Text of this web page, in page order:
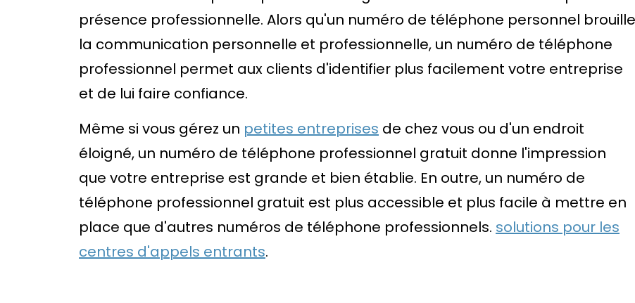
présence professionnelle. Alors qu'un numéro de téléphone personnel brouille
la communication personnelle et professionnelle, un numéro de téléphone
professionnel permet aux clients d'identifier plus facilement votre entreprise
et de lui faire confiance.
Même si vous gérez un petites entreprises de chez vous ou d'un endroit
éloigné, un numéro de téléphone professionnel gratuit donne l'impression
que votre entreprise est grande et bien établie. En outre, un numéro de
téléphone professionnel gratuit est plus accessible et plus facile à mettre en
place que d'autres numéros de téléphone professionnels. solutions pour les
centres d'appels entrants.